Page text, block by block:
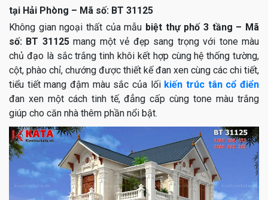
tại Hải Phòng – Mã số: BT 31125
Không gian ngoại thất của mẫu biệt thự phố 3 tầng – Mã
số: BT 31125mang một vẻ đẹp sang trọng với tone màu
chủ đạo là sắc trắng tinh khôi kết hợp cùng hệ thống tường,
cột, phào chỉ, chướng được thiết kế đan xen cùng các chi tiết,
tiểu tiết mang đậm màu sắc của lối kiến trúc tân cổ điển
đan xen một cách tinh tế, đẳng cấp cùng tone màu trắng
giúp cho căn nhà thêm phần nổi bật.